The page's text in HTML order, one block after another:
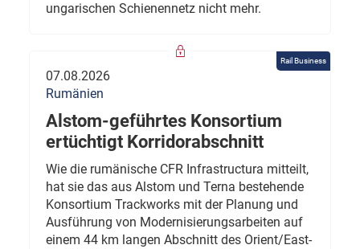
ungarischen Schienennetz nicht mehr.
Rail Business
07.08.2026
Rumänien
Alstom-geführtes Konsortium
ertüchtigt Korridorabschnitt
Wie die rumänische CFR Infrastructura mitteilt,
hat sie das aus Alstom und Terna bestehende
Konsortium Trackworks mit der Planung und
Ausführung von Modernisierungsarbeiten auf
einem 44 km langen Abschnitt des Orient/East-